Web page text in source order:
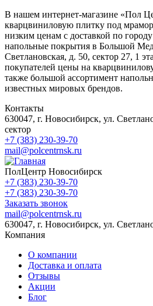
В нашем интернет-магазине «Пол
кварцвиниловую плитку под
низким ценам с доставкой по
напольные покрытия в Большой
Светлановская, д. 50, сектор 27, 1
покупателей цены на
также большой ассортимент
известных мировых брендов.
Контакты
630047, г. Новосибирск, ул.
сектор
+7 (383) 230-39-70
mail@polcentrnsk.ru
ПолЦентр Новосибирск
+7 (383) 230-39-70
+7 (383) 230-39-70
Заказать звонок
mail@polcentrnsk.ru
630047, г. Новосибирск, ул.
Компания
О компании
Доставка и оплата
Отзывы
Акции
Блог